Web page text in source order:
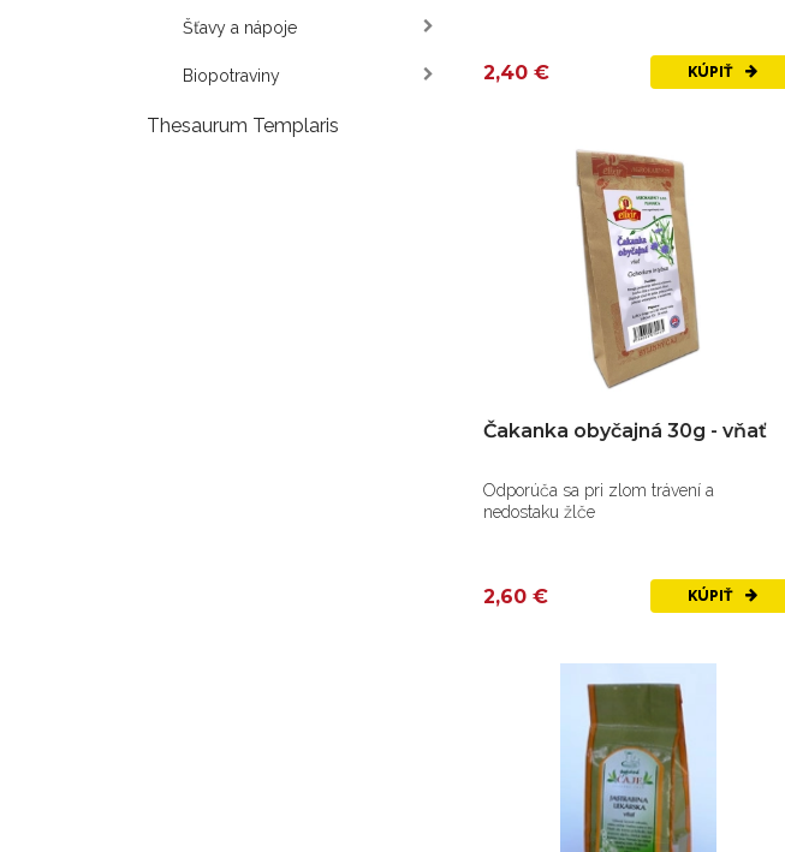
Šťavy a nápoje
Biopotraviny
Thesaurum Templaris
2,40 € KÚPIŤ
Čakanka obyčajná 30g - vňať
Odporúča sa pri zlom trávení a
nedostaku žlče
2,60 € KÚPIŤ